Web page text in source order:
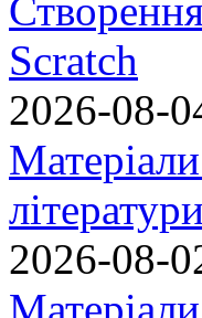
Scratch
2026-08-
2026-08-